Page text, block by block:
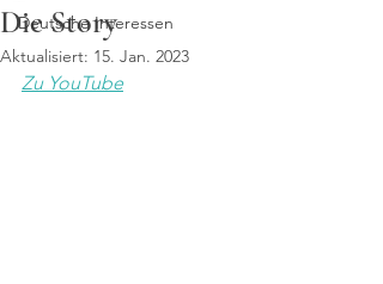
Deutsche Interessen
Die Story
Aktualisiert: 15. Jan. 2023
Zu YouTube